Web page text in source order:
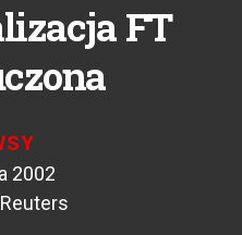
FT
2002
Reuters